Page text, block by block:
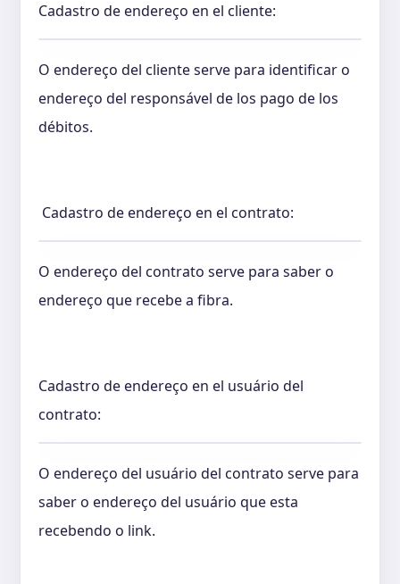
Cadastro de endereço en el cliente:
O endereço del cliente serve para identificar o
endereço del responsável de los pago de los
débitos.
Cadastro de endereço en el contrato:
O endereço del contrato serve para saber o
endereço que recebe a fibra.
Cadastro de endereço en el usuário del
contrato:
O endereço del usuário del contrato serve para
saber o endereço del usuário que esta
recebendo o link.